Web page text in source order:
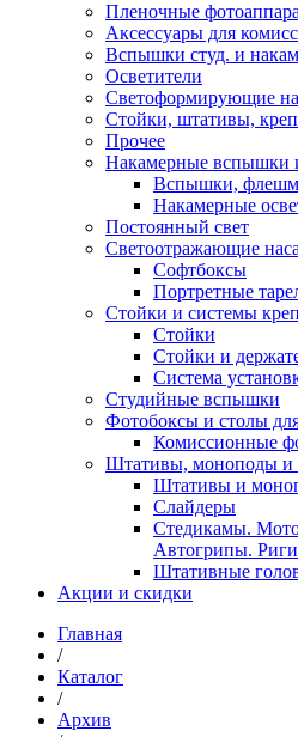
Пленочные
Аксессуары для
Вспышки студ. и
Осветители
Светоформирующие
Стойки, штативы,
Прочее
Накамерные вспышки
Вспышки,
Накамерные
Постоянный свет
Светоотражающие
Софтбоксы
Портретные
Стойки и системы
Стойки
Стойки и
Система
Студийные вспышки
Фотобоксы и столы
Комиссионные
Штативы, моноподы и
Штативы и
Слайдеры
Стедикамы.
Автогрипы.
Штативные
Акции и скидки
Главная
/
Каталог
/
Архив